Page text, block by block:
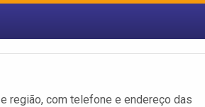
e região, com telefone e endereço das